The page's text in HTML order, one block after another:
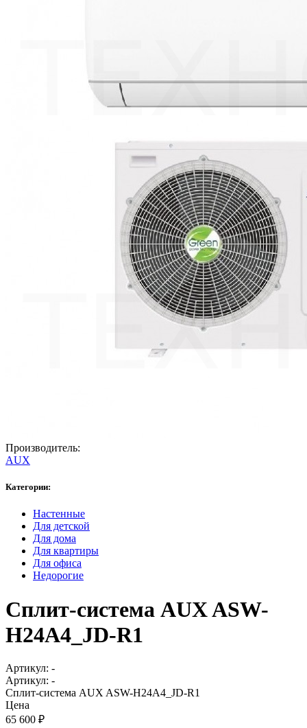
Производитель:
AUX
Категории:
Настенные
Для детской
Для дома
Для квартиры
Для офиса
Недорогие
Сплит-система AUX ASW-
H24A4_JD-R1
Артикул: -
Артикул: -
Сплит-система AUX ASW-H24A4_JD-R1
Цена
65 600 ₽